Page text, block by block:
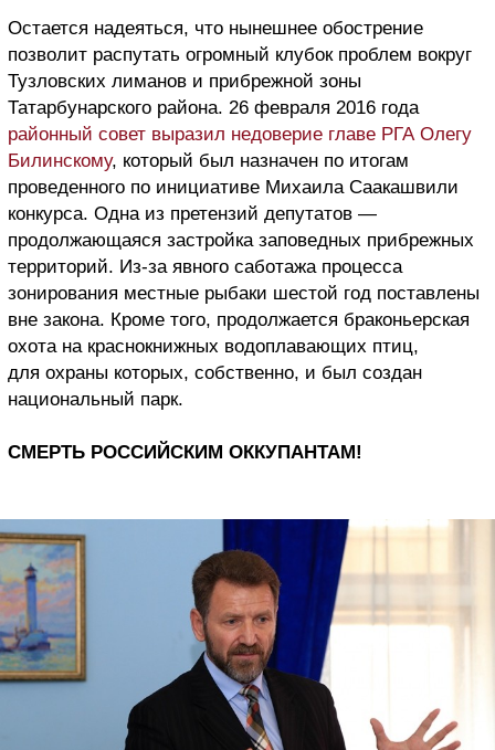
Остается надеяться, что нынешнее обострение
позволит распутать огромный клубок проблем вокруг
Тузловских лиманов и прибрежной зоны
Татарбунарского района. 26 февраля 2016 года
районный совет выразил недоверие главе РГА Олегу
Билинскому, который был назначен по итогам
проведенного по инициативе Михаила Саакашвили
конкурса. Одна из претензий депутатов —
продолжающаяся застройка заповедных прибрежных
территорий. Из-за явного саботажа процесса
зонирования местные рыбаки шестой год поставлены
вне закона. Кроме того, продолжается браконьерская
охота на краснокнижных водоплавающих птиц,
для охраны которых, собственно, и был создан
национальный парк.
СМЕРТЬ РОССИЙСКИМ ОККУПАНТАМ!